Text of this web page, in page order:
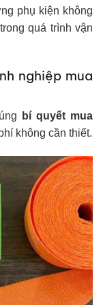
phụ kiện không
quá trình vận
nghiệp mua
bí quyết mua
không cần thiết.